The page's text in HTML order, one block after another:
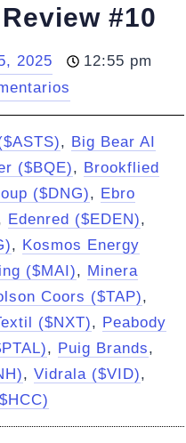
#10
2025
12:55 pm
, Big Bear AI
($BQE), Brookflied
($DNG), Ebro
Edenred ($EDEN),
, Kosmos Energy
($MAI), Minera
Coors ($TAP),
($NXT), Peabody
, Puig Brands,
, Vidrala ($VID),